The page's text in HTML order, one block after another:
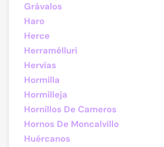
Grávalos
Haro
Herce
Herramélluri
Hervías
Hormilla
Hormilleja
Hornillos De Cameros
Hornos De Moncalvillo
Huércanos